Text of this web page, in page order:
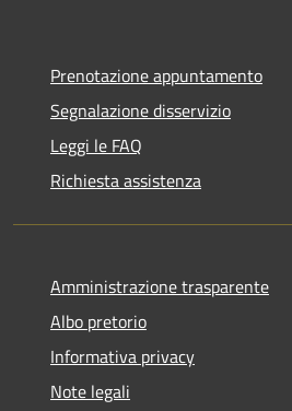
Prenotazione appuntamento
Segnalazione disservizio
Leggi le FAQ
Richiesta assistenza
Amministrazione trasparente
Albo pretorio
Informativa privacy
Note legali